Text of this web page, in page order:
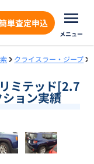
単査定申込
メニュー
クライスラー・ジープ
ミテッド[2.7
ョン実績
1/16